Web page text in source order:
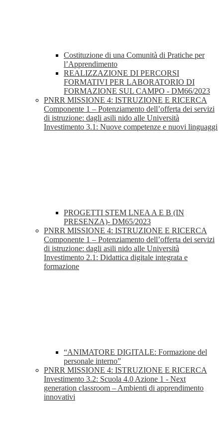
Costituzione di una Comunità di Pratiche per
l’Apprendimento
REALIZZAZIONE DI PERCORSI
FORMATIVI PER LABORATORIO DI
FORMAZIONE SUL CAMPO - DM66/2023
PNRR MISSIONE 4: ISTRUZIONE E RICERCA
Componente 1 – Potenziamento dell’offerta dei servizi
di istruzione: dagli asili nido alle Università
Investimento 3.1: Nuove competenze e nuovi linguaggi
PROGETTI STEM LNEA A E B (IN
PRESENZA)- DM65/2023
PNRR MISSIONE 4: ISTRUZIONE E RICERCA
Componente 1 – Potenziamento dell’offerta dei servizi
di istruzione: dagli asili nido alle Università
Investimento 2.1: Didattica digitale integrata e
formazione
“ANIMATORE DIGITALE: Formazione del
personale interno”
PNRR MISSIONE 4: ISTRUZIONE E RICERCA
Investimento 3.2: Scuola 4.0 Azione 1 - Next
generation classroom – Ambienti di apprendimento
innovativi